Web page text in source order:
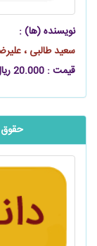
نویسنده (ها) :
سعید طالبی ،
قیمت : 20.000 ریال
حقوق